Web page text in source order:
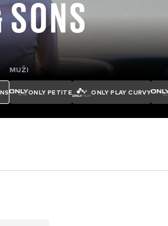
MUŽI
ONLY PETITE ONLY PLAY CURVY